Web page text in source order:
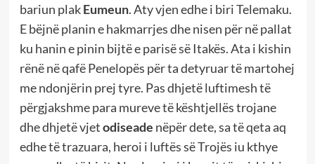
bariun plak Eumeun. Aty vjen edhe i biri Telemaku.
E bëjnë planin e hakmarrjes dhe nisen për në pallat
ku hanin e pinin bijtë e parisë së Itakës. Ata i kishin
rënë në qafë Penelopës për ta detyruar të martohej
me ndonjërin prej tyre. Pas dhjetë luftimesh të
përgjakshme para mureve të kështjellës trojane
dhe dhjetë vjetodiseade nëpër dete, sa të qeta aq
edhe të trazuara, heroi i luftës së Trojës iu kthye